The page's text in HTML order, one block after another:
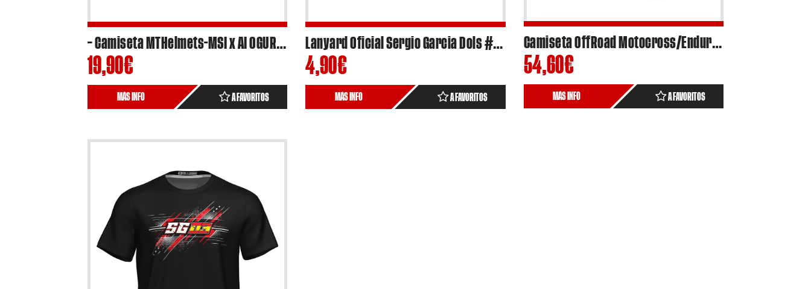
– Camiseta MTHelmets-MSI x AI OGURA #79 Moto2 World Champion 2024 Edicion Limitada DTF
19,90€
MÁS INFO A FAVORITOS
Lanyard Oficial Sergio Garcia Dols #03 Moto2 2024 – Ref.SGL2404
4,90€
MÁS INFO A FAVORITOS
Camiseta OffRoad Motocross/Enduro Custom Essential Edition 2025
54,60€
MÁS INFO A FAVORITOS